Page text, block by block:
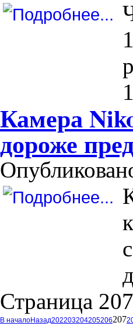
Камера
дороже
Страница
В началоНазад202203204205206207